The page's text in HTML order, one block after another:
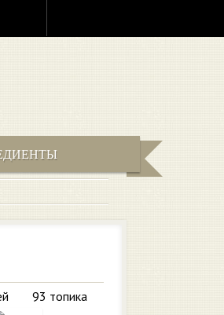
93 топика